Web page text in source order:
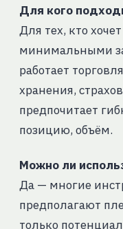
Для кого
Для тех, кто
минимальными
работает
хранения,
предпочитает
позицию, объём.
Можно ли
Да — многие
предполагают
только